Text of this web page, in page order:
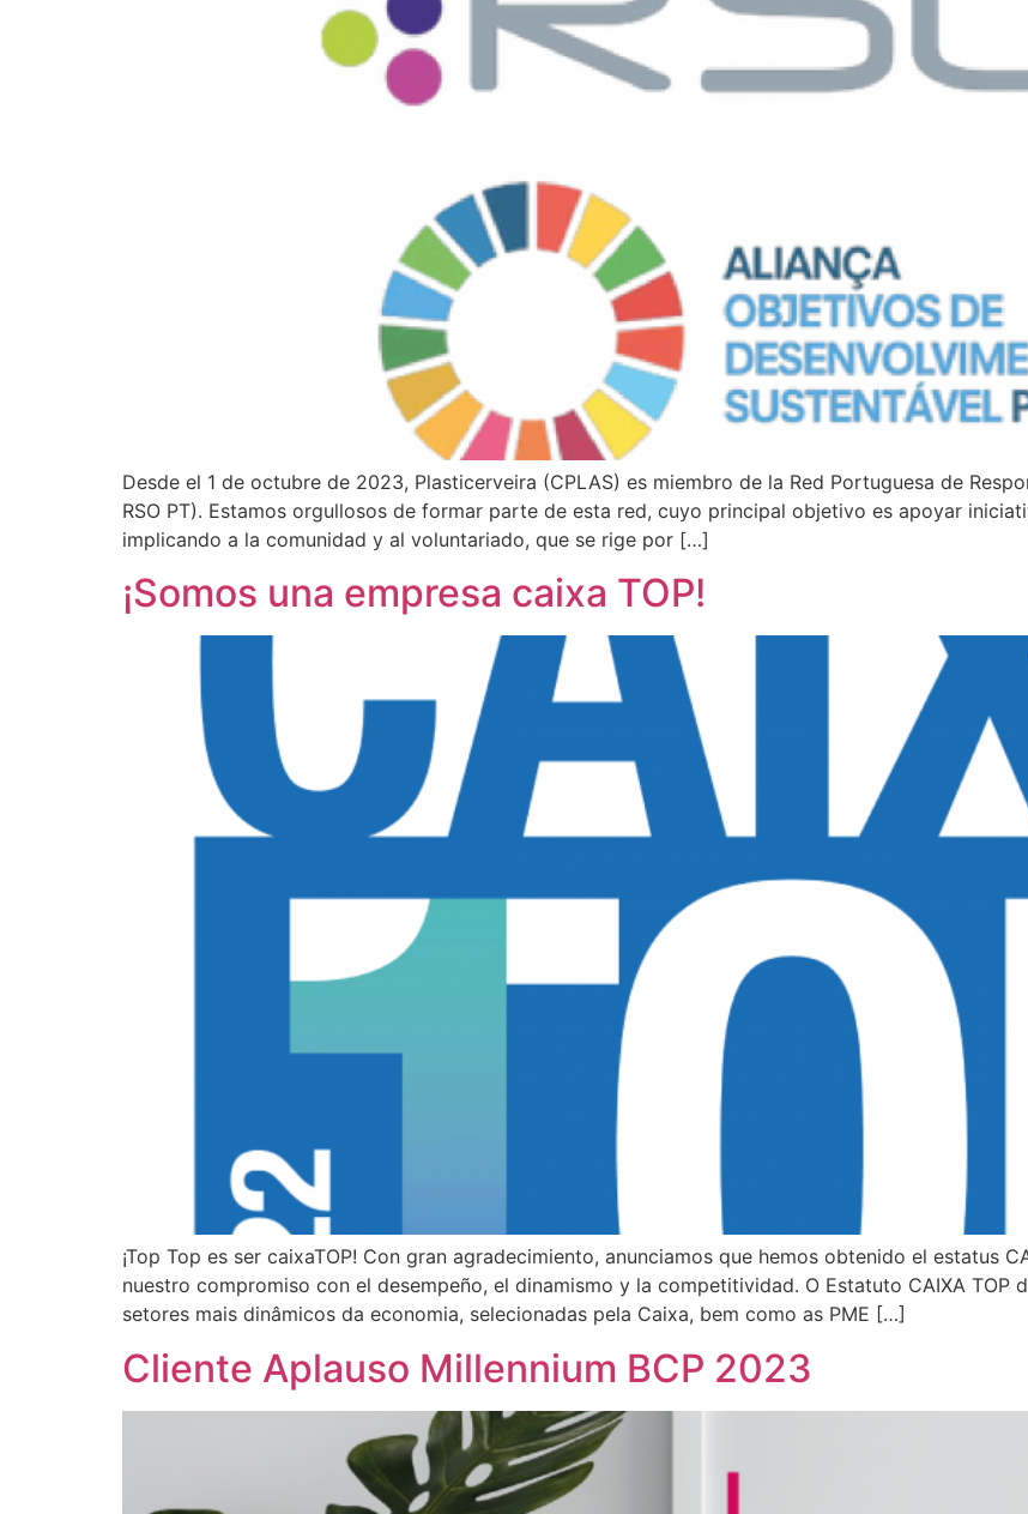
Desde el 1 de octubre de 2023, Plasticerveira (CPLAS) es miembro de la Red Portuguesa de
RSO PT). Estamos orgullosos de formar parte de esta red, cuyo principal objetivo es apoyar
implicando a la comunidad y al voluntariado, que se rige por […]
¡Somos una empresa caixa TOP!
¡Top Top es ser caixaTOP! Con gran agradecimiento, anunciamos que hemos obtenido el estatus
nuestro compromiso con el desempeño, el dinamismo y la competitividad. O Estatuto CAIXA TOP
setores mais dinâmicos da economia, selecionadas pela Caixa, bem como as PME […]
Cliente Aplauso Millennium BCP 2023